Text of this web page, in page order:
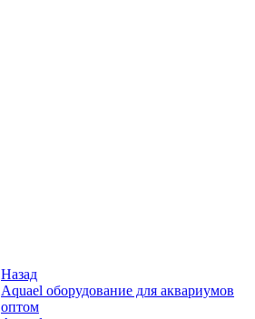
Назад
Aquael оборудование для аквариумов
оптом